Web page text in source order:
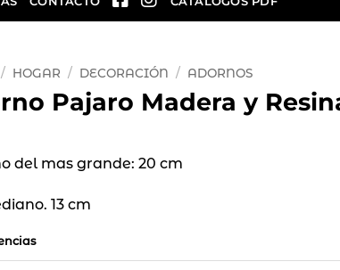
/ HOGAR / DECORACIÓN / ADORNOS
Pajaro Madera y
del mas grande: 20 cm
13 cm